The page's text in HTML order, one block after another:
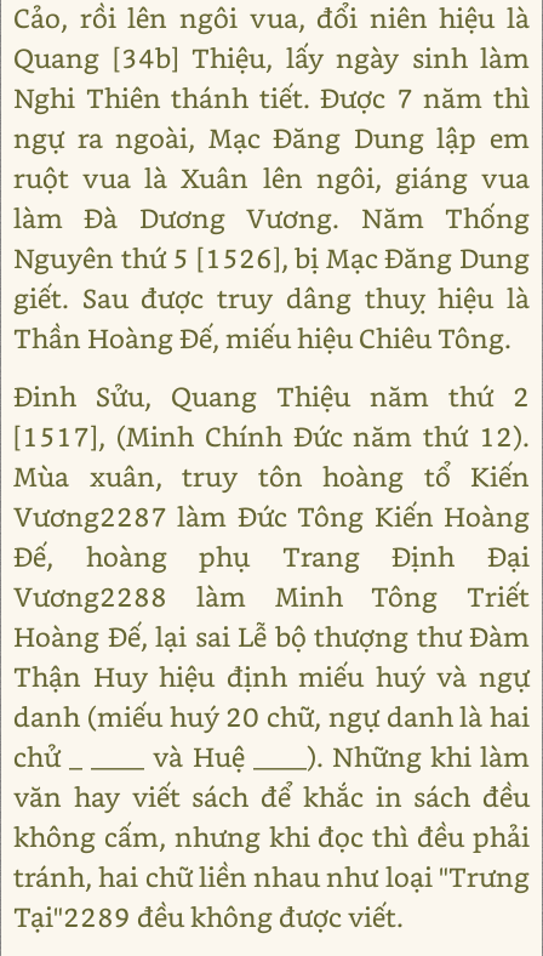
Cảo, rồi lên ngôi vua, đổi niên hiệu là
Quang [34b] Thiệu, lấy ngày sinh làm
Nghi Thiên thánh tiết. Được 7 năm thì
ngự ra ngoài, Mạc Đăng Dung lập em
ruột vua là Xuân lên ngôi, giáng vua
làm Đà Dương Vương. Năm Thống
Nguyên thứ 5 [1526], bị Mạc Đăng Dung
giết. Sau được truy dâng thuỵ hiệu là
Thần Hoàng Đế, miếu hiệu Chiêu Tông.
Đinh Sửu, Quang Thiệu năm thứ 2
[1517], (Minh Chính Đức năm thứ 12).
Mùa xuân, truy tôn hoàng tổ Kiến
Vương2287 làm Đức Tông Kiến Hoàng
Đế, hoàng phụ Trang Định Đại
Vương2288 làm Minh Tông Triết
Hoàng Đế, lại sai Lễ bộ thượng thư Đàm
Thận Huy hiệu định miếu huý và ngự
danh (miếu huý 20 chữ, ngự danh là hai
chử _ ____ và Huệ ____). Những khi làm
văn hay viết sách để khắc in sách đều
không cấm, nhưng khi đọc thì đều phải
tránh, hai chữ liền nhau như loại "Trưng
Tại"2289 đều không được viết.